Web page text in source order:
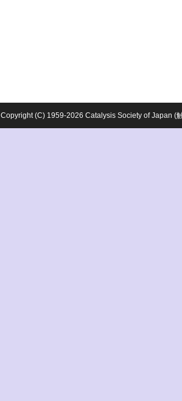
Copyright (C) 1959-2026 Catalysis Society of Japan (